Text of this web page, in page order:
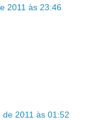
2011 às 23:46
2011 às 01:52